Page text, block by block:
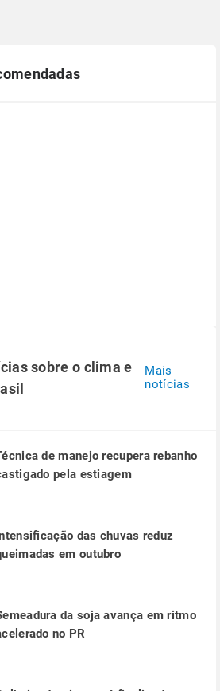
sobre o clima e
Mais
notícias
de manejo recupera rebanho
pela estiagem
das chuvas reduz
em outubro
da soja avança em ritmo
no PR